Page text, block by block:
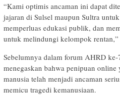
“Kami optimis ancaman ini dapat
jajaran di Sulsel maupun Sultra
memperluas edukasi publik, dan
untuk melindungi kelompok rentan,”
Sebelumnya dalam forum AHRD
menegaskan bahwa penipuan online
manusia telah menjadi ancaman
memicu tragedi kemanusiaan.